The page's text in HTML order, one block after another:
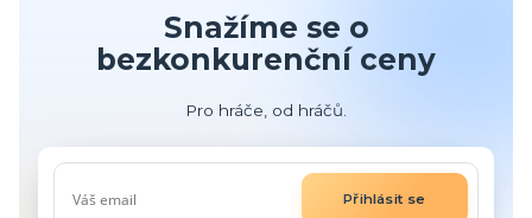
Snažíme se o
bezkonkurenční ceny
Pro hráče, od hráčů.
Přihlásit se